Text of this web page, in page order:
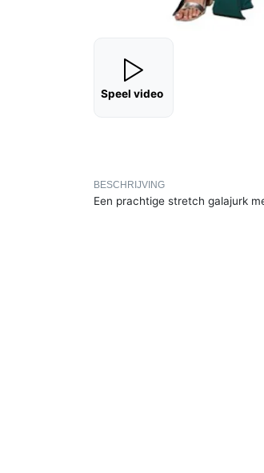
Speel video
BESCHRIJVING
Een prachtige stretch galajurk